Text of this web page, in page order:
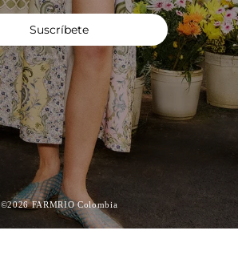
Suscríbete
©2026 FARMRIO Colombia